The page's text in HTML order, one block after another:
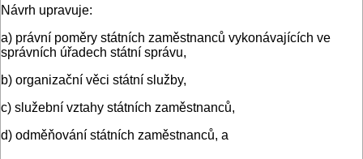
Návrh upravuje:
a) právní poměry státních zaměstnanců vykonávajících ve
správních úřadech státní správu,
b) organizační věci státní služby,
c) služební vztahy státních zaměstnanců,
d) odměňování státních zaměstnanců, a